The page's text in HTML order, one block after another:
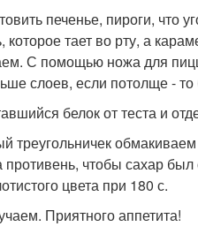
печенье, пироги, что
тает во рту, а
С помощью ножа для
слоев, если потолще -
белок от теста и
чтобы сахар
цвета при 180 с.
Приятного аппетита!